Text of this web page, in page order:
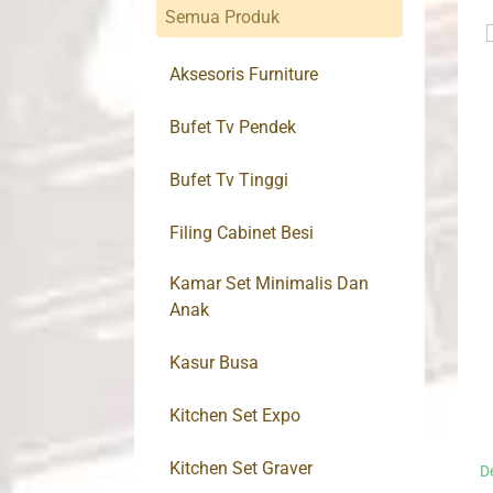
Semua Produk
Aksesoris Furniture
Bufet Tv Pendek
Bufet Tv Tinggi
Filing Cabinet Besi
Kamar Set Minimalis Dan
Anak
Kasur Busa
Kitchen Set Expo
Kitchen Set Graver